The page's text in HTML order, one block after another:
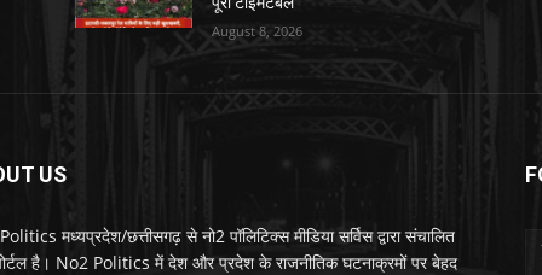
August 8, 2026
US
मध्यप्रदेश/छत्तीसगढ़ से नो2 पॉलिटिक्स मीडिया सर्विस द्वारा संचालित
है। No2 Politics में देश और प्रदेश के राजनीतिक घटनाक्रमों पर बेहद